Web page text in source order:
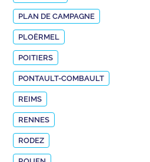
PLAN DE CAMPAGNE
PLOËRMEL
POITIERS
PONTAULT-COMBAULT
REIMS
RENNES
RODEZ